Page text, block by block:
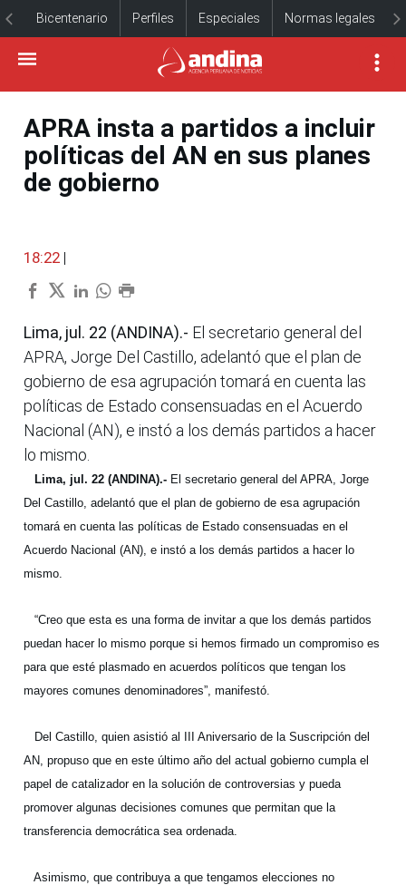
Bicentenario Perfiles Especiales Normas legales
APRA insta a partidos a incluir
políticas del AN en sus planes
de gobierno
18:22 |
Lima, jul. 22 (ANDINA).- El secretario general del
APRA, Jorge Del Castillo, adelantó que el plan de
gobierno de esa agrupación tomará en cuenta las
políticas de Estado consensuadas en el Acuerdo
Nacional (AN), e instó a los demás partidos a hacer
lo mismo.
Lima, jul. 22 (ANDINA).- El secretario general del APRA, Jorge
Del Castillo, adelantó que el plan de gobierno de esa agrupación
tomará en cuenta las políticas de Estado consensuadas en el
Acuerdo Nacional (AN), e instó a los demás partidos a hacer lo
mismo.
“Creo que esta es una forma de invitar a que los demás partidos
puedan hacer lo mismo porque si hemos firmado un compromiso es
para que esté plasmado en acuerdos políticos que tengan los
mayores comunes denominadores”, manifestó.
Del Castillo, quien asistió al III Aniversario de la Suscripción del
AN, propuso que en este último año del actual gobierno cumpla el
papel de catalizador en la solución de controversias y pueda
promover algunas decisiones comunes que permitan que la
transferencia democrática sea ordenada.
Asimismo, que contribuya a que tengamos elecciones no